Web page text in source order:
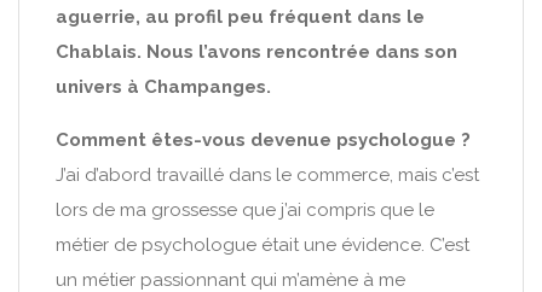
aguerrie, au profil peu fréquent dans le
Chablais. Nous l’avons rencontrée dans son
univers à Champanges.
Comment êtes-vous devenue psychologue ?
J’ai d’abord travaillé dans le commerce, mais c’est
lors de ma grossesse que j’ai compris que le
métier de psychologue était une évidence. C’est
un métier passionnant qui m’amène à me